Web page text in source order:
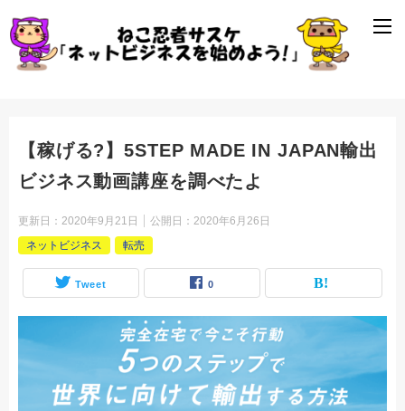
【稼げる?】5STEP MADE IN JAPAN輸出
ビジネス動画講座を調べたよ
更新日： 2020年9月21日 公開日： 2020年6月26日
ネットビジネス
転売
Tweet 0